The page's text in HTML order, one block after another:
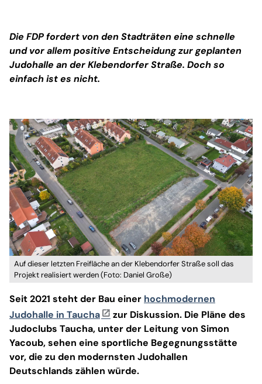
Die FDP fordert von den Stadträten eine schnelle
und vor allem positive Entscheidung zur geplanten
Judohalle an der Klebendorfer Straße. Doch so
einfach ist es nicht.
Auf dieser letzten Freifläche an der Klebendorfer Straße soll das
Projekt realisiert werden (Foto: Daniel Große)
Seit 2021 steht der Bau einer hochmodernen
Judohalle in Taucha
zur Diskussion. Die Pläne des
Judoclubs Taucha, unter der Leitung von Simon
Yacoub, sehen eine sportliche Begegnungsstätte
vor, die zu den modernsten Judohallen
Deutschlands zählen würde.